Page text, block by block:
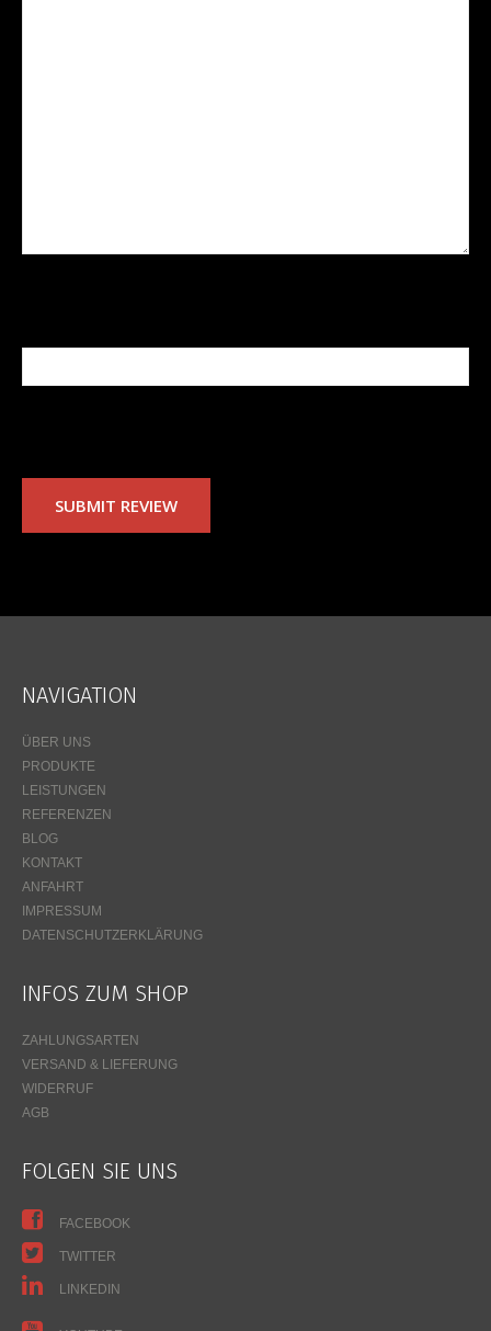
NAVIGATION
ÜBER UNS
PRODUKTE
LEISTUNGEN
REFERENZEN
BLOG
KONTAKT
ANFAHRT
IMPRESSUM
DATENSCHUTZERKLÄRUNG
INFOS ZUM SHOP
ZAHLUNGSARTEN
VERSAND & LIEFERUNG
WIDERRUF
AGB
FOLGEN SIE UNS
FACEBOOK
TWITTER
LINKEDIN